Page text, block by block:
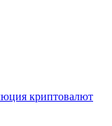
криптовалют